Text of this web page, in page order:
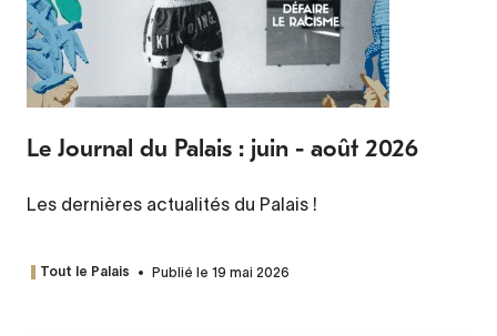
Le Journal du Palais : juin - août 2026
Les dernières actualités du Palais !
Tout le Palais Publié le 19 mai 2026